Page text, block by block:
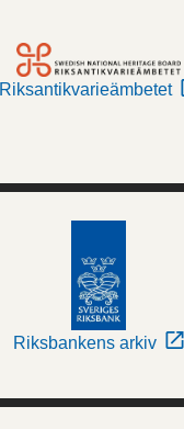
Riksantikvarieämbetet
Riksbankens arkiv